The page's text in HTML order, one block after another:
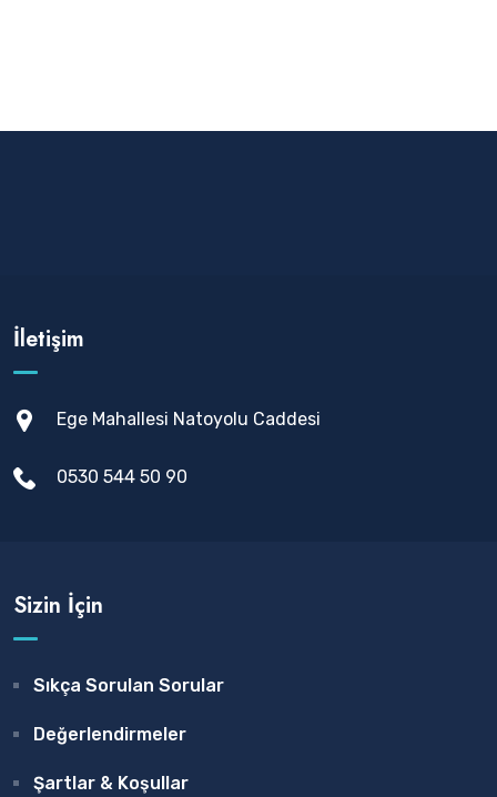
İletişim
Ege Mahallesi Natoyolu Caddesi
0530 544 50 90
Sizin İçin
Sıkça Sorulan Sorular
Değerlendirmeler
Şartlar & Koşullar